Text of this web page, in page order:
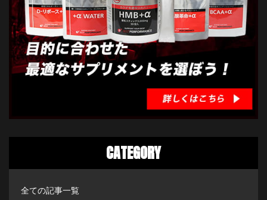
CATEGORY
全ての記事一覧